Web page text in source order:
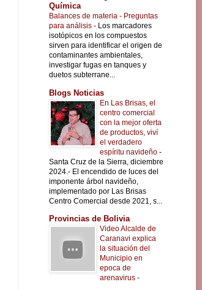
Química
Balances de materia - Preguntas
para análisis - Los marcadores
isotópicos en los compuestos
sirven para identificar el origen de
contaminantes ambientales,
investigar fugas en tanques y
duetos subterrane...
Blogs Noticias
En Las Brisas, el
centro comercial
con la mejor oferta
de productos, viví
el verdadero
espíritu navideño -
Santa Cruz de la Sierra, diciembre
2024.- El encendido de luces del
imponente árbol navideño,
implementado por Las Brisas
Centro Comercial desde 2021, s...
Provincias de Bolivia
Video Alcalde de
Caranavi explica
la situación del
Municipio en
epoca de
arenavirus -